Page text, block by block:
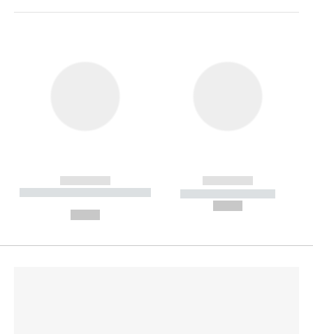
------------
----------- ----------- --------
------------
----------- -----------